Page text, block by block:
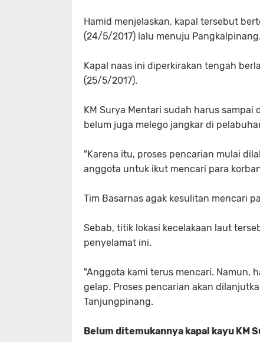
Hamid menjelaskan, kapal tersebut
(24/5/2017) lalu menuju Pangkalpinang.
Kapal naas ini diperkirakan tengah
(25/5/2017).
KM Surya Mentari sudah harus
belum juga melego jangkar di
"Karena itu, proses pencarian mulai
anggota untuk ikut mencari para
Tim Basarnas agak kesulitan mencari
Sebab, titik lokasi kecelakaan laut
penyelamat ini.
"Anggota kami terus mencari. Namun,
gelap. Proses pencarian akan
Tanjungpinang.
Belum ditemukannya kapal kayu KM